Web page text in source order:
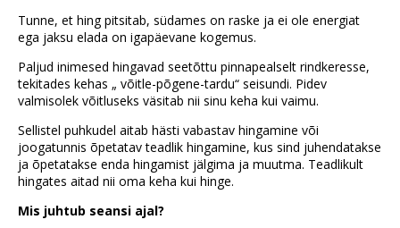
Tunne, et hing pitsitab, südames on raske ja ei ole energiat
ega jaksu elada on igapäevane kogemus.
Paljud inimesed hingavad seetõttu pinnapealselt rindkeresse,
tekitades kehas „ võitle-põgene-tardu“ seisundi. Pidev
valmisolek võitluseks väsitab nii sinu keha kui vaimu.
Sellistel puhkudel aitab hästi vabastav hingamine või
joogatunnis õpetatav teadlik hingamine, kus sind juhendatakse
ja õpetatakse enda hingamist jälgima ja muutma. Teadlikult
hingates aitad nii oma keha kui hinge.
Mis juhtub seansi ajal?